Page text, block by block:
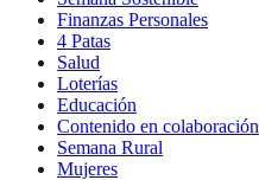
Finanzas Personales
4 Patas
Salud
Loterías
Educación
Contenido en colaboración
Semana Rural
Mujeres